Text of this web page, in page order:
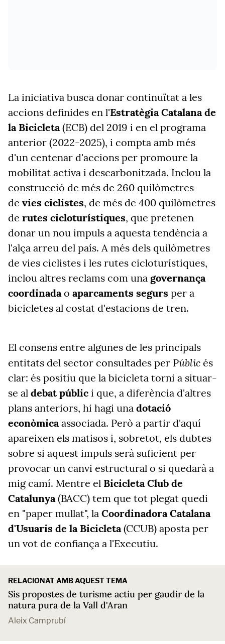
La iniciativa busca donar continuïtat a les
accions definides en l'Estratègia Catalana de
la Bicicleta(ECB) del 2019 i en el programa
anterior (2022-2025), i compta amb més
d'un centenar d'accions per promoure la
mobilitat activa i descarbonitzada. Inclou la
construcció de més de 260 quilòmetres
de vies ciclistes, de més de 400 quilòmetres
de rutes cicloturístiques, que pretenen
donar un nou impuls a aquesta tendència a
l'alça arreu del país. A més dels quilòmetres
de vies ciclistes i les rutes cicloturístiques,
inclou altres reclams com una governança
coordinadao aparcaments segurs per a
bicicletes al costat d'estacions de tren.
El consens entre algunes de les principals
entitats del sector consultades per Públic és
clar: és positiu que la bicicleta torni a situar-
se al debat públic i que, a diferència d'altres
plans anteriors, hi hagi una dotació
econòmicaassociada. Però a partir d'aquí
apareixen els matisos i, sobretot, els dubtes
sobre si aquest impuls serà suficient per
provocar un canvi estructural o si quedarà a
mig camí. Mentre el Bicicleta Club de
Catalunya(BACC) tem que tot plegat quedi
en "paper mullat", la Coordinadora Catalana
d'Usuaris de la Bicicleta(CCUB) aposta per
un vot de confiança a l'Executiu.
RELACIONAT AMB AQUEST TEMA
Sis propostes de turisme actiu per gaudir de la
natura pura de la Vall d'Aran
Aleix Camprubí